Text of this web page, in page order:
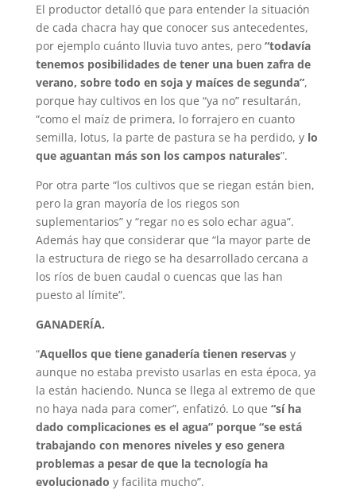
El productor detalló que para entender la situación
de cada chacra hay que conocer sus antecedentes,
por ejemplo cuánto lluvia tuvo antes, pero “todavía
tenemos posibilidades de tener una buen zafra de
verano, sobre todo en soja y maíces de segunda”,
porque hay cultivos en los que “ya no” resultarán,
“como el maíz de primera, lo forrajero en cuanto
semilla, lotus, la parte de pastura se ha perdido, y lo
que aguantan más son los campos naturales”.
Por otra parte “los cultivos que se riegan están bien,
pero la gran mayoría de los riegos son
suplementarios” y “regar no es solo echar agua”.
Además hay que considerar que “la mayor parte de
la estructura de riego se ha desarrollado cercana a
los ríos de buen caudal o cuencas que las han
puesto al límite”.
GANADERÍA.
“Aquellos que tiene ganadería tienen reservasy
aunque no estaba previsto usarlas en esta época, ya
la están haciendo. Nunca se llega al extremo de que
no haya nada para comer”, enfatizó. Lo que “sí ha
dado complicaciones es el agua” porque “se está
trabajando con menores niveles y eso genera
problemas a pesar de que la tecnología ha
evolucionado y facilita mucho”.